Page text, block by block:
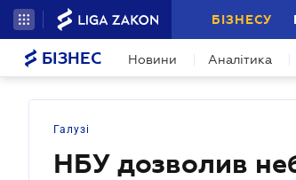
БІЗНЕСУ
БІЗНЕС Новини Аналітика
Галузі
НБУ дозволив